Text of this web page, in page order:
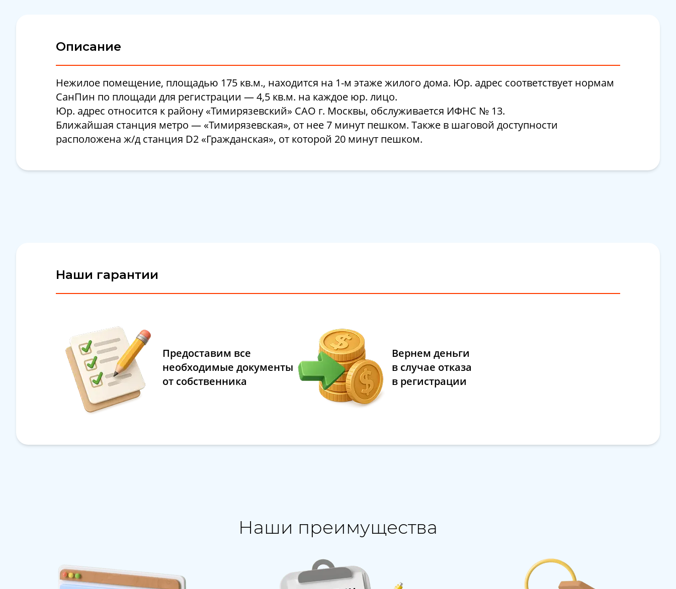
Описание
Нежилое помещение, площадью 175 кв.м., находится на 1-м этаже жилого дома. Юр. адрес соответствует нормам
СанПин по площади для регистрации — 4,5 кв.м. на каждое юр. лицо.
Юр. адрес относится к району «Тимирязевский» САО г. Москвы, обслуживается ИФНС № 13.
Ближайшая станция метро — «Тимирязевская», от нее 7 минут пешком. Также в шаговой доступности
расположена ж/д станция D2 «Гражданская», от которой 20 минут пешком.
Наши гарантии
Предоставим все
необходимые документы
от собственника
Вернем деньги
в случае отказа
в регистрации
Наши преимущества